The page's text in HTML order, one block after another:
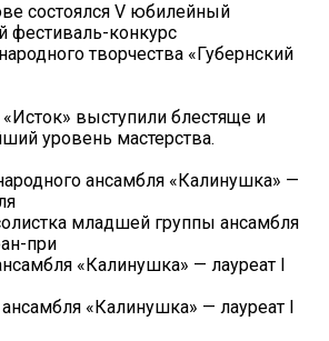
состоялся V юбилейный
фестиваль-конкурс
творчества «Губернский
выступили блестяще и
уровень мастерства.
ансамбля «Калинушка» —
младшей группы ансамбля
при
«Калинушка» — лауреат I
«Калинушка» — лауреат I